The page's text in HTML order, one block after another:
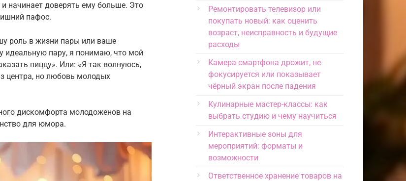
начинает доверять ему больше. Это
пафос.
роль в жизни пары или ваше
идеальную пару, я понимаю, что мой
пиццу». Или: «Я так волнуюсь,
центра, но любовь молодых
дискомфорта молодоженов на
для юмора.
Ремонтировать телевизор или
покупать новый: как оценить
возраст, неисправность и будущие
расходы
Камера смартфона дрожит, не
фокусируется или показывает
чёрный экран после падения
Кулинарные мастер-классы: как
выбрать студию и чему научиться
Интерактивные зоны для
мероприятий: форматы и
возможности
Ответственное хранение товаров на